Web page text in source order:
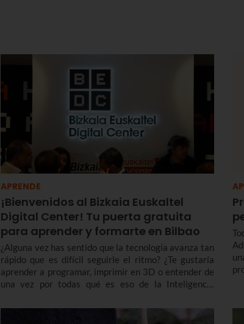
APRENDE
¡Bienvenidos al Bizkaia Euskaltel
Digital Center! Tu puerta gratuita
para aprender y formarte en Bilbao
¿Alguna vez has sentido que la tecnología avanza tan
rápido que es difícil seguirle el ritmo? ¿Te gustaría
aprender a programar, imprimir en 3D o entender de
una vez por todas qué es eso de la Inteligencia
adquirir competencias en el uso de móviles o apps?